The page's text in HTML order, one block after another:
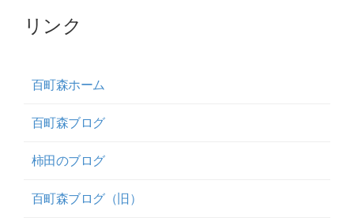
リンク
百町森ホーム
百町森ブログ
柿田のブログ
百町森ブログ（旧）